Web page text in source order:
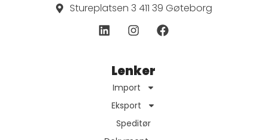
Stureplatsen 3 411 39 Gøteborg
Lenker
Import
Eksport
Speditør